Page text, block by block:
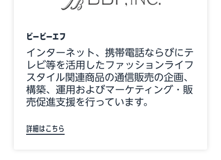
ビービーエフ
インターネット、携帯電話ならびにテ
レビ等を活用したファッションライフ
スタイル関連商品の通信販売の企画、
構築、運用およびマーケティング・販
売促進支援を行っています。
詳細はこちら